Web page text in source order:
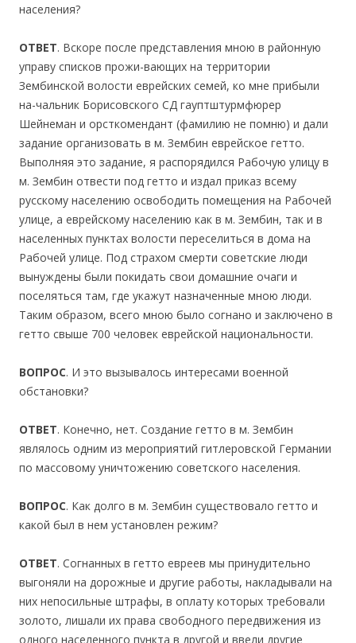
населения?
ОТВЕТ. Вскоре после представления мною в районную
управу списков прожи-вающих на территории
Зембинской волости еврейских семей, ко мне прибыли
на-чальник Борисовского СД гауптштурмфюрер
Шейнеман и орсткомендант (фамилию не помню) и дали
задание организовать в м. Зембин еврейское гетто.
Выполняя это задание, я распорядился Рабочую улицу в
м. Зембин отвести под гетто и издал приказ всему
русскому населению освободить помещения на Рабочей
улице, а еврейскому населению как в м. Зембин, так и в
населенных пунктах волости переселиться в дома на
Рабочей улице. Под страхом смерти советские люди
вынуждены были покидать свои домашние очаги и
поселяться там, где укажут назначенные мною люди.
Таким образом, всего мною было согнано и заключено в
гетто свыше 700 человек еврейской национальности.
ВОПРОС. И это вызывалось интересами военной
обстановки?
ОТВЕТ. Конечно, нет. Создание гетто в м. Зембин
являлось одним из мероприятий гитлеровской Германии
по массовому уничтожению советского населения.
ВОПРОС. Как долго в м. Зембин существовало гетто и
какой был в нем установлен режим?
ОТВЕТ. Согнанных в гетто евреев мы принудительно
выгоняли на дорожные и другие работы, накладывали на
них непосильные штрафы, в оплату которых требовали
золото, лишали их права свободного передвижения из
одного населенного пункта в другой и ввели другие